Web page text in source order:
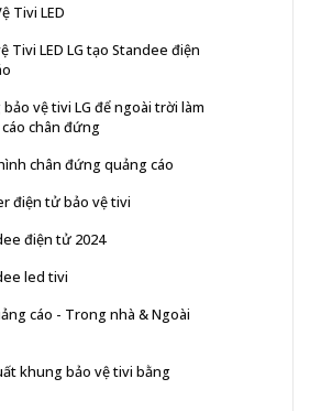
Tivi LED
Tivi LED LG tạo Standee điện
vệ tivi LG để ngoài trời làm
chân đứng
chân đứng quảng cáo
điện tử bảo vệ tivi
điện tử 2024
led tivi
cáo - Trong nhà & Ngoài
khung bảo vệ tivi bằng